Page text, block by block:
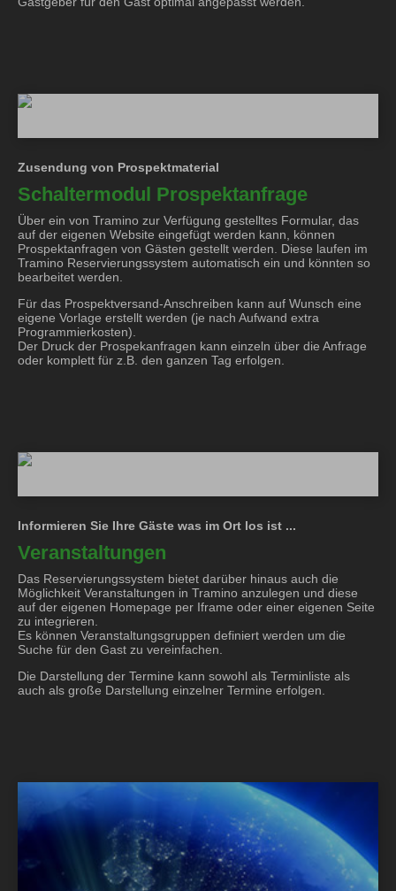
Zusendung von Prospektmaterial
Schaltermodul Prospektanfrage
Über ein von Tramino zur Verfügung gestelltes Formular, das
auf der eigenen Website eingefügt werden kann, können
Prospektanfragen von Gästen gestellt werden. Diese laufen im
Tramino Reservierungssystem automatisch ein und könnten so
bearbeitet werden.
Für das Prospektversand-Anschreiben kann auf Wunsch eine
eigene Vorlage erstellt werden (je nach Aufwand extra
Programmierkosten).
Der Druck der Prospekanfragen kann einzeln über die Anfrage
oder komplett für z.B. den ganzen Tag erfolgen.
Informieren Sie Ihre Gäste was im Ort los ist ...
Veranstaltungen
Das Reservierungssystem bietet darüber hinaus auch die
Möglichkeit Veranstaltungen in Tramino anzulegen und diese
auf der eigenen Homepage per Iframe oder einer eigenen Seite
zu integrieren.
Es können Veranstaltungsgruppen definiert werden um die
Suche für den Gast zu vereinfachen.
Die Darstellung der Termine kann sowohl als Terminliste als
auch als große Darstellung einzelner Termine erfolgen.